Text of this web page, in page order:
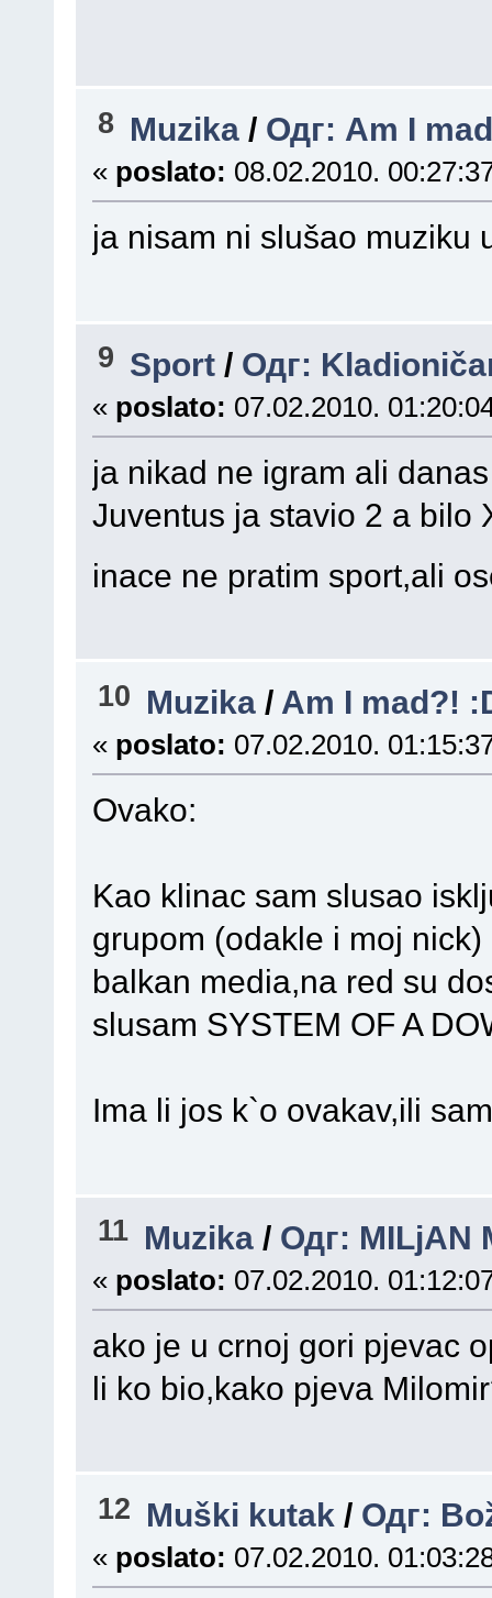
8 Muzika / Одг: Am I
« poslato: 08.02.2010.
ja nisam ni slušao muziku
9 Sport / Одг:
« poslato: 07.02.2010.
ja nikad ne igram ali
Juventus ja stavio 2 a bilo
inace ne pratim sport,ali
10 Muzika / Am I mad?!
« poslato: 07.02.2010.
Ovako:
Kao klinac sam slusao
grupom (odakle i moj
balkan media,na red su
slusam SYSTEM OF A
Ima li jos k`o ovakav,ili
11 Muzika / Одг: MILjAN
« poslato: 07.02.2010.
ako je u crnoj gori pjevac
li ko bio,kako pjeva
12 Muški kutak / Одг:
« poslato: 07.02.2010.